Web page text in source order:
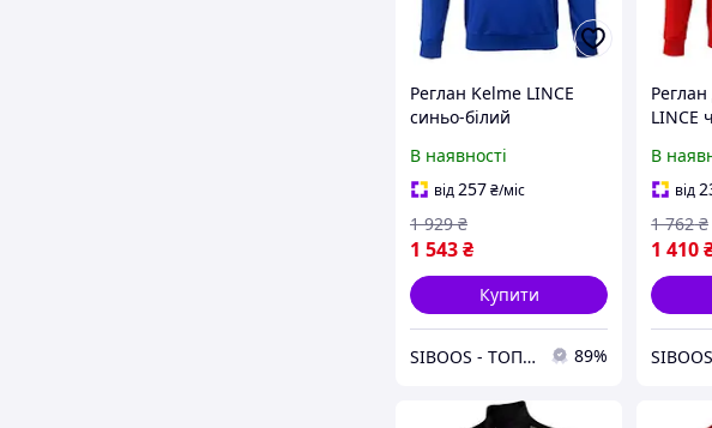
Реглан Kelme LINCE
синьо-білий
В наявності
від257₴/міс
1 543₴
1 929 ₴
Купити
SIBOOS - ТОПові товари за класними цінами :) 89%
LINCE
В
від
1 410
1 762 ₴